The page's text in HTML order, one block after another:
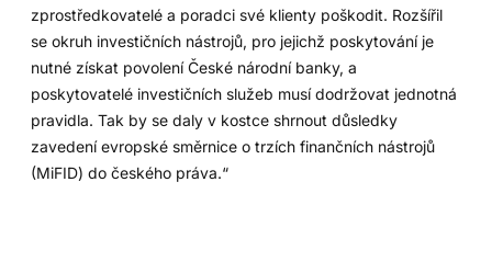
zprostředkovatelé a poradci své klienty poškodit. Rozšířil
se okruh investičních nástrojů, pro jejichž poskytování je
nutné získat povolení České národní banky, a
poskytovatelé investičních služeb musí dodržovat jednotná
pravidla. Tak by se daly v kostce shrnout důsledky
zavedení evropské směrnice o trzích finančních nástrojů
(MiFID) do českého práva.“